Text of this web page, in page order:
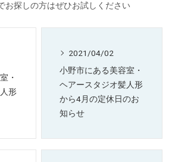
お探しの方はぜひお試しください
・
形
2021/04/02
小野市にある美容室・
ヘアースタジオ髪人形
から4月の定休日のお
知らせ